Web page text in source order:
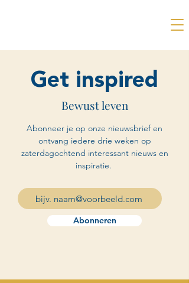
Get inspired
Bewust leven
Abonneer je op onze nieuwsbrief en
ontvang iedere drie weken op
zaterdagochtend interessant nieuws en
inspiratie.
Abonneren